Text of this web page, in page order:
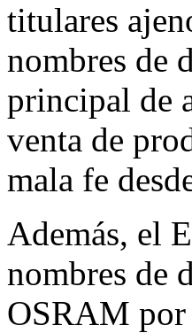
titulares
nombres de
principal de
venta de
mala fe
Además, el
nombres de
OSRAM por